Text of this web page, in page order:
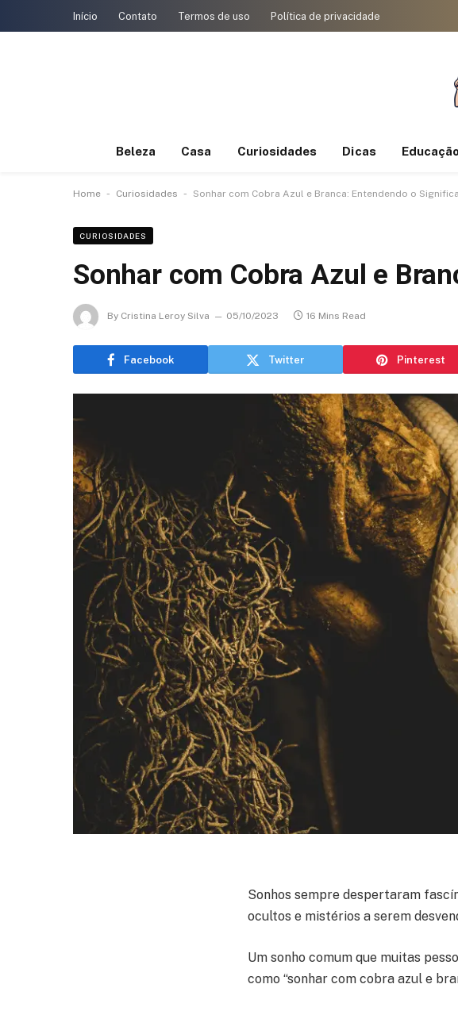
Início Contato Termos de uso Política de privacidade
Beleza Casa Curiosidades Dicas Educação
Home - Curiosidades - Sonhar com Cobra Azul e Branca: Entendendo o
CURIOSIDADES
Sonhar com Cobra Azul e
By Cristina Leroy Silva 05/10/2023 16 Mins Read
Facebook Twitter Pinterest
Sonhos sempre despertaram
ocultos e mistérios a serem
Um sonho comum que muitas
como “sonhar com cobra azul e